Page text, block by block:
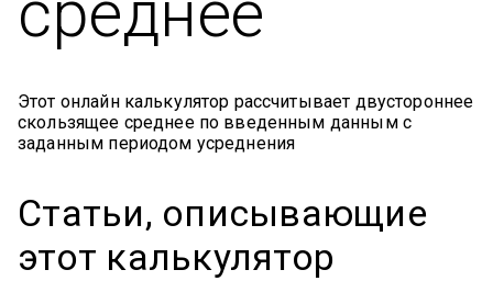
Этот онлайн калькулятор рассчитывает двустороннее
скользящее среднее по введенным данным с
заданным периодом усреднения
Статьи, описывающие
этот калькулятор